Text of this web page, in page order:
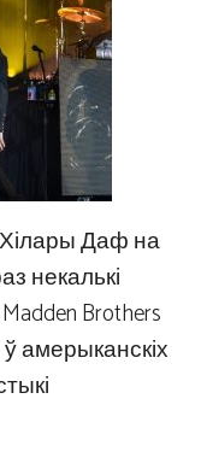
Даф на
некалькі
Brothers
амерыканскіх